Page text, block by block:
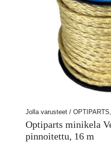
Jolla varusteet /
Optiparts minikela
pinnoitettu, 16 m